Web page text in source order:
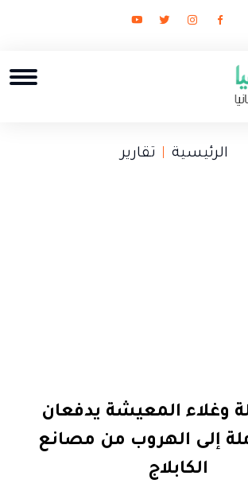
الرئيسية تقارير
وغلاء المعيشة يدفعان
إلى الهروب من مصانع
الكابلاج